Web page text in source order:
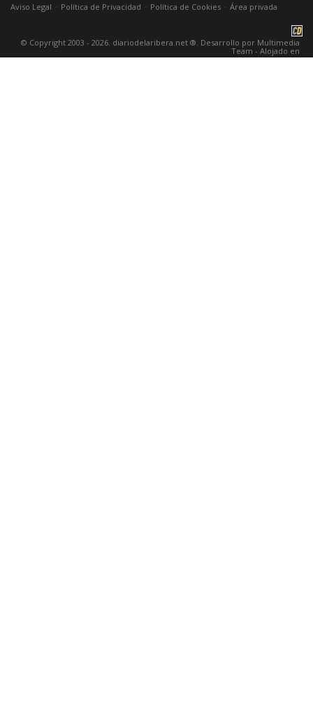
Aviso Legal Política de Privacidad Política de Cookies Área privada
© Copyright 2003 - 2026. diariodelaribera.net ®. Desarrollo por Multimedia
Team - Alojado en